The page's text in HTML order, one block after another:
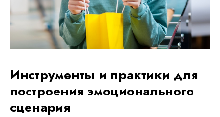
Инструменты и практики для
построения эмоционального
сценария